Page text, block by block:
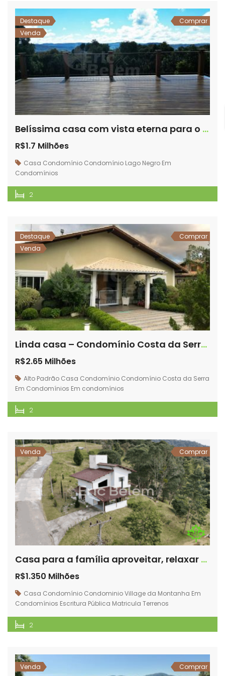
Destaque
Venda
Comprar
Belíssima casa com vista eterna para o por do sol – Condomínio Lago Negro – Rancho Queimado/SC
R$1.7 Milhões
Casa Condomínio Condomínio Lago Negro Em
Condomínios
2
Destaque
Venda
Comprar
Linda casa – Condomínio Costa da Serra – Vila do Golf – Rancho Queimado/SC
R$2.65 Milhões
Alto Padrão Casa Condomínio Condomínio Costa da Serra
Em Condomínios Em condomínios
2
Venda Comprar
Casa para a família aproveitar, relaxar e curtir a natureza. Condomínio Village da Montanha – Rancho Queimado – SC – VMC58
R$1.350 Milhões
Casa Condomínio Condominio Village da Montanha Em
Condomínios Escritura Pública Matricula Terrenos
2
Venda Comprar